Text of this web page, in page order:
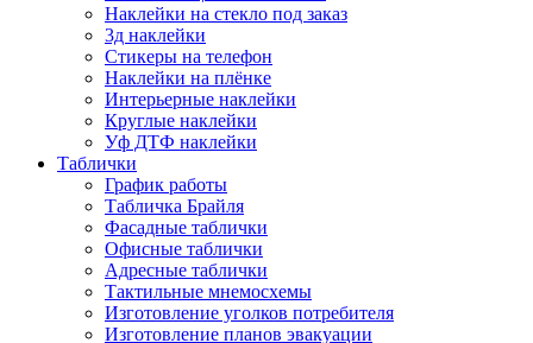
Наклейки на стекло под заказ
3д наклейки
Cтикеры на телефон
Наклейки на плёнке
Интерьерные наклейки
Круглые наклейки
Уф ДТФ наклейки
Таблички
График работы
Табличка Брайля
Фасадные таблички
Офисные таблички
Адресные таблички
Тактильные мнемосхемы
Изготовление уголков потребителя
Изготовление планов эвакуации